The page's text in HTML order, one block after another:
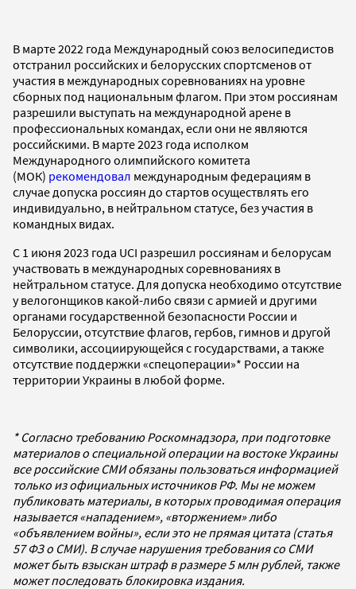
В марте 2022 года Международный союз велосипедистов
отстранил российских и белорусских спортсменов от
участия в международных соревнованиях на уровне
сборных под национальным флагом. При этом россиянам
разрешили выступать на международной арене в
профессиональных командах, если они не являются
российскими. В марте 2023 года исполком
Международного олимпийского комитета
(МОК) рекомендовал международным федерациям в
случае допуска россиян до стартов осуществлять его
индивидуально, в нейтральном статусе, без участия в
командных видах.
С 1 июня 2023 года UCI разрешил россиянам и белорусам
участвовать в международных соревнованиях в
нейтральном статусе. Для допуска необходимо отсутствие
у велогонщиков какой-либо связи с армией и другими
органами государственной безопасности России и
Белоруссии, отсутствие флагов, гербов, гимнов и другой
символики, ассоциирующейся с государствами, а также
отсутствие поддержки «спецоперации»* России на
территории Украины в любой форме.
* Согласно требованию Роскомнадзора, при подготовке
материалов о специальной операции на востоке Украины
все российские СМИ обязаны пользоваться информацией
только из официальных источников РФ. Мы не можем
публиковать материалы, в которых проводимая операция
называется «нападением», «вторжением» либо
«объявлением войны», если это не прямая цитата (статья
57 ФЗ о СМИ). В случае нарушения требования со СМИ
может быть взыскан штраф в размере 5 млн рублей, также
может последовать блокировка издания.